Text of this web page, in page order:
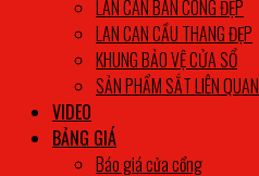
LAN CAN BAN CÔNG ĐẸP
LAN CAN CẦU THANG ĐẸP
KHUNG BẢO VỆ CỬA SỔ
SẢN PHẨM SẮT LIÊN QUAN
VIDEO
BẢNG GIÁ
Báo giá cửa cổng